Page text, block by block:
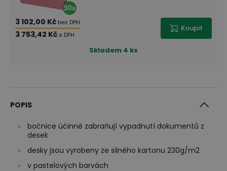
3 102,00 Kč bez DPH
3 753,42 Kč s DPH
Koupit
Skladem 4 ks
POPIS
bočnice účinně zabraňují vypadnutí dokumentů z
desek
desky jsou vyrobeny ze silného kartonu 230g/m2
v pastelových barvách